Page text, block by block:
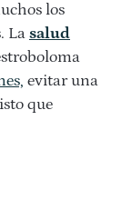
los
La salud
evitar una
que